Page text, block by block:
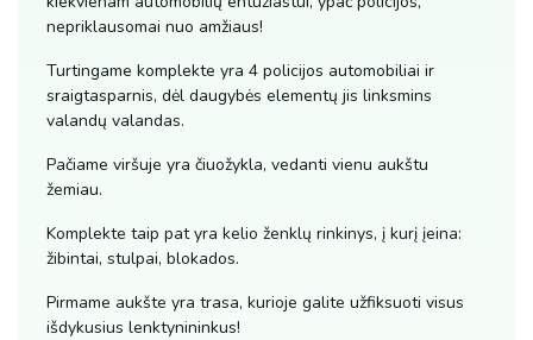
nepriklausomai nuo amžiaus!
Turtingame komplekte yra 4 policijos automobiliai ir
sraigtasparnis, dėl daugybės elementų jis linksmins
valandų valandas.
Pačiame viršuje yra čiuožykla, vedanti vienu aukštu
žemiau.
Komplekte taip pat yra kelio ženklų rinkinys, į kurį įeina:
žibintai, stulpai, blokados.
Pirmame aukšte yra trasa, kurioje galite užfiksuoti visus
išdykusius lenktynininkus!